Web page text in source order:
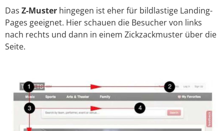
Das Z-Muster hingegen ist eher für bildlastige Landing-
Pages geeignet. Hier schauen die Besucher von links
nach rechts und dann in einem Zickzackmuster über die
Seite.